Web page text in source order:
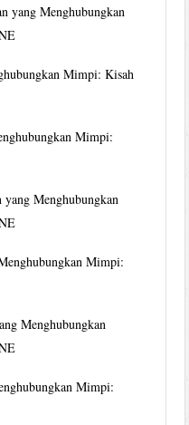
yang Menghubungkan
Mimpi: Kisah
Mimpi:
Menghubungkan
Mimpi:
Menghubungkan
Mimpi: